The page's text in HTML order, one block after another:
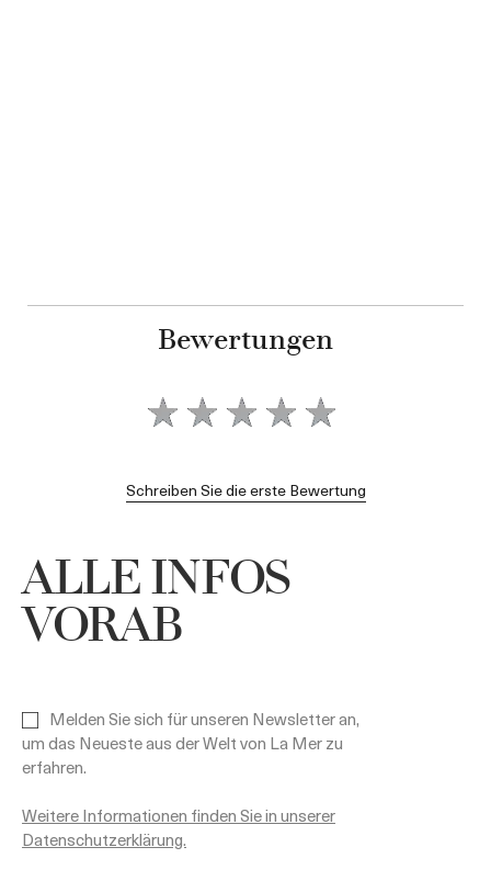
Bewertungen
Schreiben Sie die erste Bewertung
ALLE INFOS
VORAB
Melden Sie sich für unseren Newsletter an,
um das Neueste aus der Welt von La Mer zu
erfahren.
Weitere Informationen finden Sie in unserer
Datenschutzerklärung.